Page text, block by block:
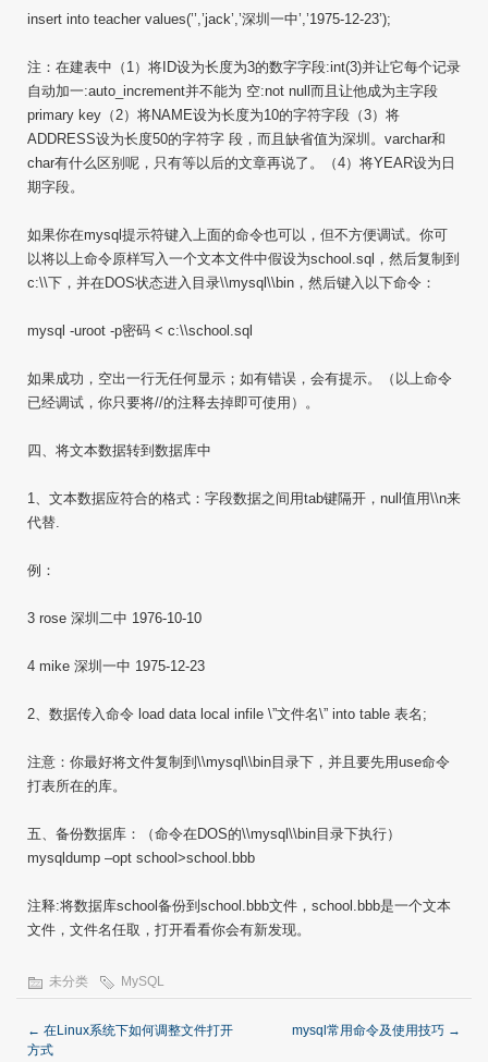
insert into teacher values(’’,’jack’,’深圳一中’,’1975-12-23’);
注：在建表中（1）将ID设为长度为3的数字字段:int(3)并让它每个记录
自动加一:auto_increment并不能为 空:not null而且让他成为主字段
primary key（2）将NAME设为长度为10的字符字段（3）将
ADDRESS设为长度50的字符字 段，而且缺省值为深圳。varchar和
char有什么区别呢，只有等以后的文章再说了。（4）将YEAR设为日
期字段。
如果你在mysql提示符键入上面的命令也可以，但不方便调试。你可
以将以上命令原样写入一个文本文件中假设为school.sql，然后复制到
c:\\下，并在DOS状态进入目录\\mysql\\bin，然后键入以下命令：
mysql -uroot -p密码 < c:\\school.sql
如果成功，空出一行无任何显示；如有错误，会有提示。（以上命令
已经调试，你只要将//的注释去掉即可使用）。
四、将文本数据转到数据库中
1、文本数据应符合的格式：字段数据之间用tab键隔开，null值用\\n来
代替.
例：
3 rose 深圳二中 1976-10-10
4 mike 深圳一中 1975-12-23
2、数据传入命令 load data local infile \”文件名\” into table 表名;
注意：你最好将文件复制到\\mysql\\bin目录下，并且要先用use命令
打表所在的库。
五、备份数据库：（命令在DOS的\\mysql\\bin目录下执行）
mysqldump –opt school>school.bbb
注释:将数据库school备份到school.bbb文件，school.bbb是一个文本
文件，文件名任取，打开看看你会有新发现。
未分类 MySQL
← 在Linux系统下如何调整文件打开
方式
mysql常用命令及使用技巧 →